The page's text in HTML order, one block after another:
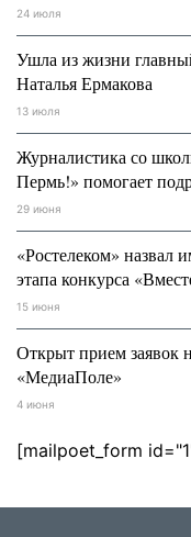
24 июля
Ушла из жизни
Наталья Ермакова
13 июля
Журналистика со
Пермь!» помогает
29 июня
«Ростелеком» назвал
этапа конкурса
15 июня
Открыт прием заявок
«МедиаПоле»
4 июня
[mailpoet_form